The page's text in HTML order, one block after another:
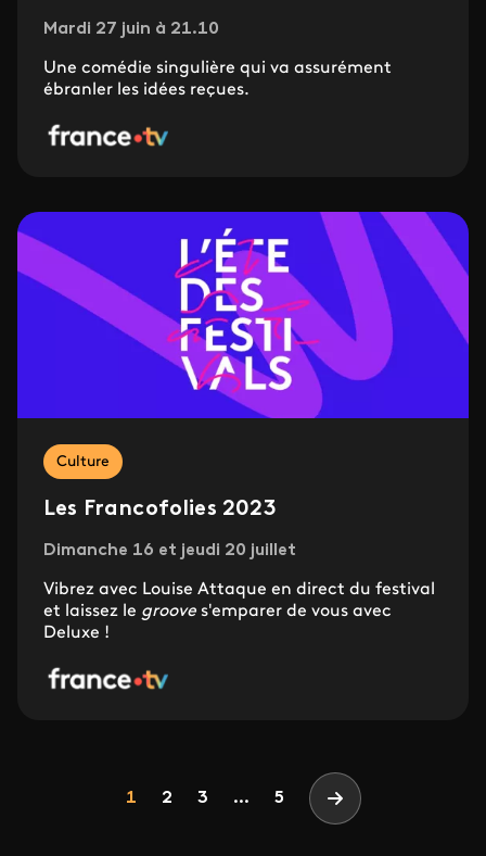
Mardi 27 juin à 21.10
Une comédie singulière qui va assurément
ébranler les idées reçues.
Culture
Les Francofolies 2023
Dimanche 16 et jeudi 20 juillet
Vibrez avec Louise Attaque en direct du festival
et laissez le groove s'emparer de vous avec
Deluxe !
Page
1 Page
2 Page
3 ... 5 Page suivante